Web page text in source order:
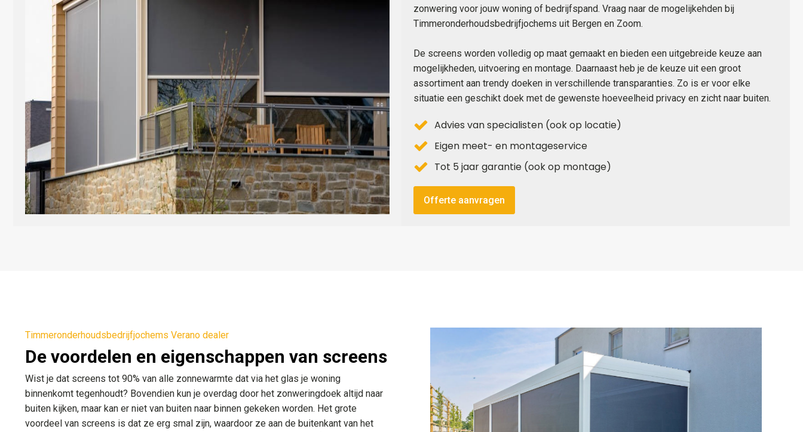
zonwering voor jouw woning of bedrijfspand. Vraag naar de mogelijkehden bij
Timmeronderhoudsbedrijfjochems uit Bergen en Zoom.
De screens worden volledig op maat gemaakt en bieden een uitgebreide keuze aan
mogelijkheden, uitvoering en montage. Daarnaast heb je de keuze uit een groot
assortiment aan trendy doeken in verschillende transparanties. Zo is er voor elke
situatie een geschikt doek met de gewenste hoeveelheid privacy en zicht naar buiten.
Advies van specialisten (ook op locatie)
Eigen meet- en montageservice
Tot 5 jaar garantie (ook op montage)
Offerte aanvragen
Timmeronderhoudsbedrijfjochems Verano dealer
De voordelen en eigenschappen van screens
Wist je dat screens tot 90% van alle zonnewarmte dat via het glas je woning
binnenkomt tegenhoudt? Bovendien kun je overdag door het zonweringdoek altijd naar
buiten kijken, maar kan er niet van buiten naar binnen gekeken worden. Het grote
voordeel van screens is dat ze erg smal zijn, waardoor ze aan de buitenkant van het